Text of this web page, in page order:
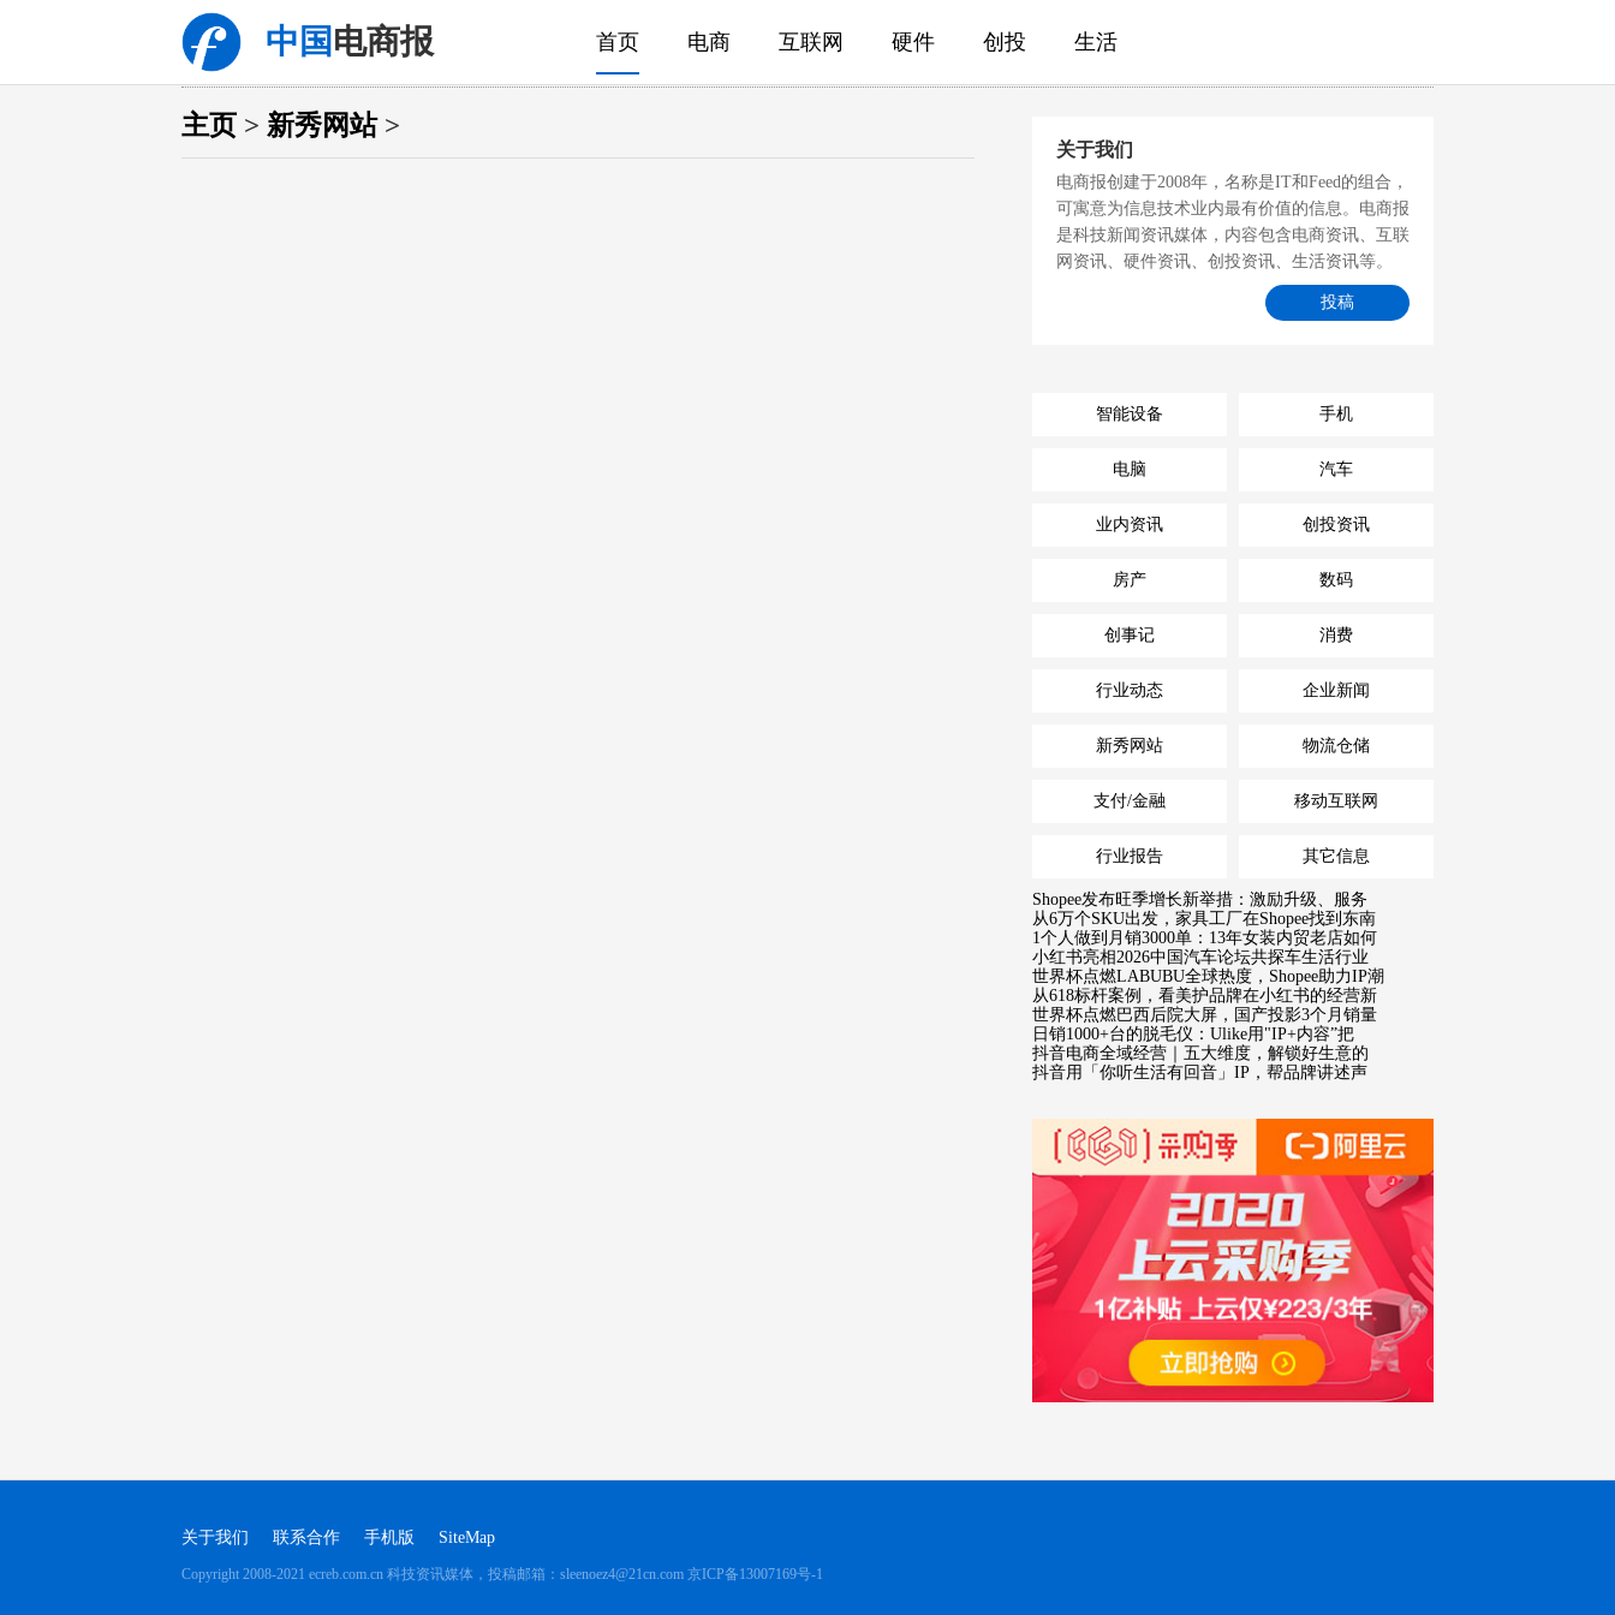
中国电商报 首页 电商 互联网 硬件 创投 生活
主页 > 新秀网站>
关于我们
电商报创建于2008年，名称是IT和Feed的组合，
可寓意为信息技术业内最有价值的信息。电商报
是科技新闻资讯媒体，内容包含电商资讯、互联
网资讯、硬件资讯、创投资讯、生活资讯等。
投稿
智能设备 手机
电脑 汽车
业内资讯 创投资讯
房产 数码
创事记 消费
行业动态 企业新闻
新秀网站 物流仓储
支付/金融 移动互联网
行业报告 其它信息
Shopee发布旺季增长新举措：激励升级、服务
从6万个SKU出发，家具工厂在Shopee找到东南
1个人做到月销3000单：13年女装内贸老店如何
小红书亮相2026中国汽车论坛共探车生活行业
世界杯点燃LABUBU全球热度，Shopee助力IP潮
从618标杆案例，看美护品牌在小红书的经营新
世界杯点燃巴西后院大屏，国产投影3个月销量
日销1000+台的脱毛仪：Ulike用"IP+内容”把
抖音电商全域经营｜五大维度，解锁好生意的
抖音用「你听生活有回音」IP，帮品牌讲述声
关于我们 联系合作 手机版 SiteMap
Copyright 2008-2021 ecreb.com.cn 科技资讯媒体，投稿邮箱：sleenoez4@21cn.com 京ICP备13007169号-1